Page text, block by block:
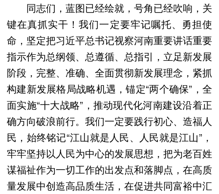
同志们，蓝图已经绘就，号角已经吹响，关
键在真抓实干！我们一定要牢记嘱托、勇担使
命，坚定把习近平总书记视察河南重要讲话重要
指示作为总纲领、总遵循、总指引，立足新发展
阶段，完整、准确、全面贯彻新发展理念，紧抓
构建新发展格局战略机遇，锚定“两个确保”，全
面实施“十大战略”，推动现代化河南建设沿着正
确方向破浪前行。我们一定要践行初心、造福人
民，始终铭记“江山就是人民、人民就是江山”，
牢牢坚持以人民为中心的发展思想，把为老百姓
谋福祉作为一切工作的出发点和落脚点，在高质
量发展中创造高品质生活，在促进共同富裕中汇